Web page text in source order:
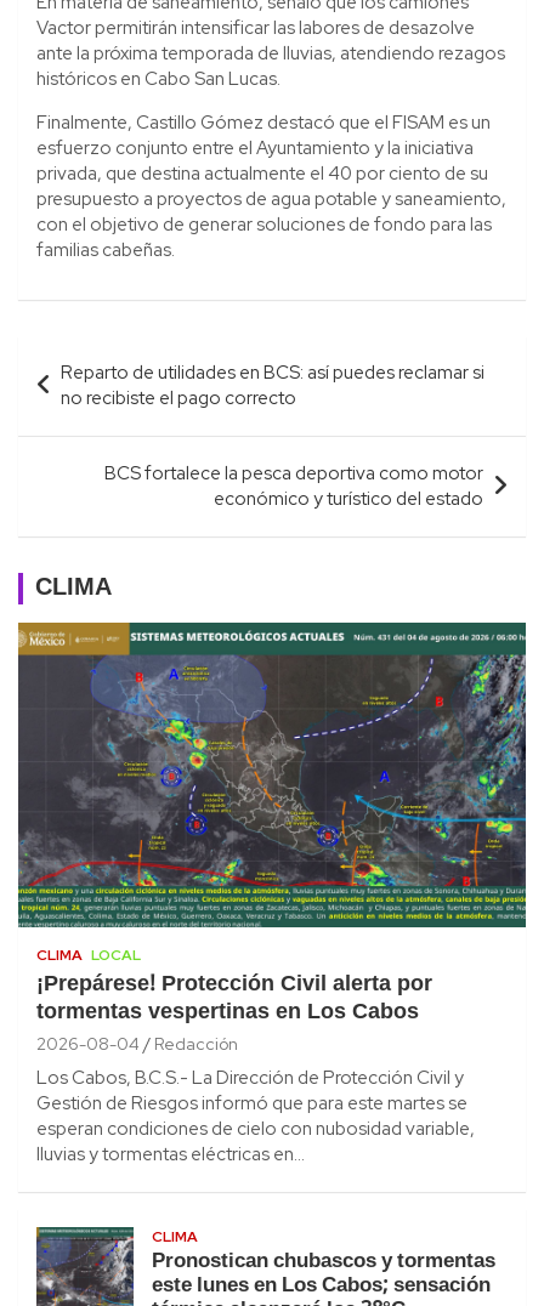
Vactor permitirán intensificar las labores de desazolve
ante la próxima temporada de lluvias, atendiendo rezagos
históricos en Cabo San Lucas.
Finalmente, Castillo Gómez destacó que el FISAM es un
esfuerzo conjunto entre el Ayuntamiento y la iniciativa
privada, que destina actualmente el 40 por ciento de su
presupuesto a proyectos de agua potable y saneamiento,
con el objetivo de generar soluciones de fondo para las
familias cabeñas.
Navegación
de
entradas
Reparto de utilidades en BCS: así puedes reclamar si
no recibiste el pago correcto
BCS fortalece la pesca deportiva como motor
económico y turístico del estado
CLIMA
CLIMA LOCAL
¡Prepárese! Protección Civil alerta por
tormentas vespertinas en Los Cabos
2026-08-04 Redacción
Los Cabos, B.C.S.- La Dirección de Protección Civil y
Gestión de Riesgos informó que para este martes se
esperan condiciones de cielo con nubosidad variable,
lluvias y tormentas eléctricas en…
CLIMA
Pronostican chubascos y tormentas
este lunes en Los Cabos; sensación